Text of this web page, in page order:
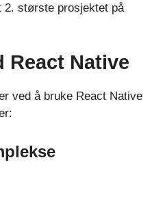
2. største prosjektet på
React Native
ved å bruke React Native